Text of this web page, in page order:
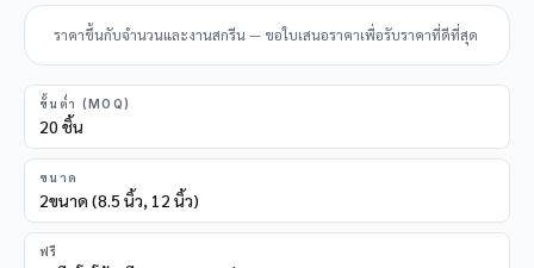
ราคาขึ้นกับจำนวนและงานสกรีน — ขอใบเสนอราคาเพื่อรับราคาที่ดีที่สุด
ขั้นต่ำ (MOQ)
20 ชิ้น
ขนาด
2ขนาด (8.5 นิ้ว, 12 นิ้ว)
ฟรี